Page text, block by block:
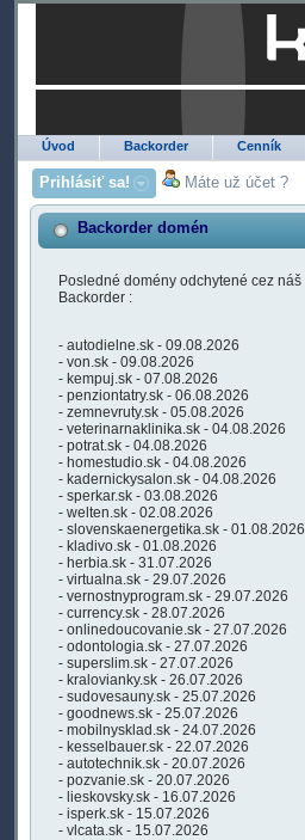
Úvod Backorder Cenník
Prihlásiť sa! Máte už účet ?
Backorder domén
Posledné domény odchytené cez náš
Backorder :
- autodielne.sk - 09.08.2026
- von.sk - 09.08.2026
- kempuj.sk - 07.08.2026
- penziontatry.sk - 06.08.2026
- zemnevruty.sk - 05.08.2026
- veterinarnaklinika.sk - 04.08.2026
- potrat.sk - 04.08.2026
- homestudio.sk - 04.08.2026
- kadernickysalon.sk - 04.08.2026
- sperkar.sk - 03.08.2026
- welten.sk - 02.08.2026
- slovenskaenergetika.sk - 01.08.2026
- kladivo.sk - 01.08.2026
- herbia.sk - 31.07.2026
- virtualna.sk - 29.07.2026
- vernostnyprogram.sk - 29.07.2026
- currency.sk - 28.07.2026
- onlinedoucovanie.sk - 27.07.2026
- odontologia.sk - 27.07.2026
- superslim.sk - 27.07.2026
- kralovianky.sk - 26.07.2026
- sudovesauny.sk - 25.07.2026
- goodnews.sk - 25.07.2026
- mobilnysklad.sk - 24.07.2026
- kesselbauer.sk - 22.07.2026
- autotechnik.sk - 20.07.2026
- pozvanie.sk - 20.07.2026
- lieskovsky.sk - 16.07.2026
- isperk.sk - 15.07.2026
- vlcata.sk - 15.07.2026